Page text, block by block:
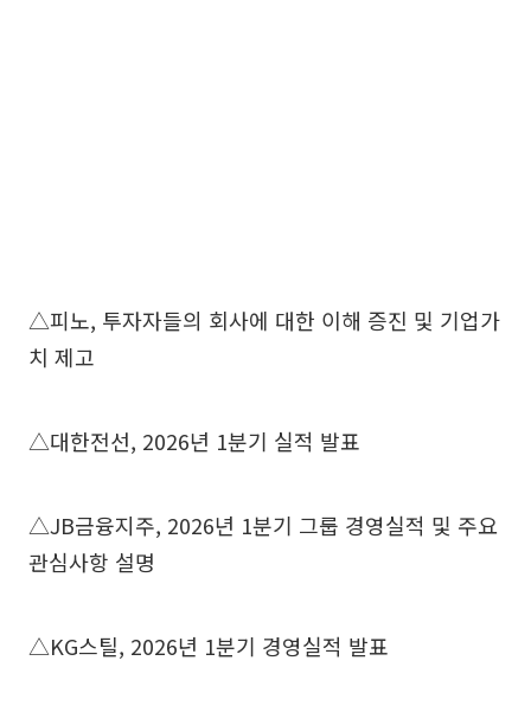
△피노, 투자자들의 회사에 대한 이해 증진 및 기업가
치 제고
△대한전선, 2026년 1분기 실적 발표
△JB금융지주, 2026년 1분기 그룹 경영실적 및 주요
관심사항 설명
△KG스틸, 2026년 1분기 경영실적 발표